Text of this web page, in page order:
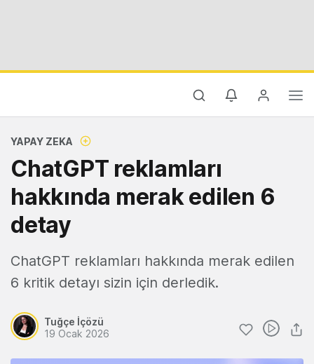
YAPAY ZEKA
ChatGPT reklamları
hakkında merak edilen 6
detay
ChatGPT reklamları hakkında merak edilen
6 kritik detayı sizin için derledik.
Tuğçe İçözü
19 Ocak 2026